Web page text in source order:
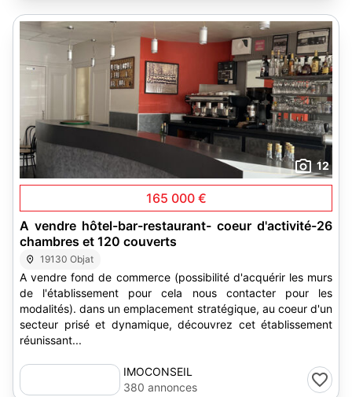
12
165 000 €
A vendre hôtel-bar-restaurant- coeur d'activité-26
chambres et 120 couverts
19130 Objat
A vendre fond de commerce (possibilité d'acquérir les murs
de l'établissement pour cela nous contacter pour les
modalités). dans un emplacement stratégique, au coeur d'un
secteur prisé et dynamique, découvrez cet établissement
réunissant...
IMOCONSEIL
380 annonces